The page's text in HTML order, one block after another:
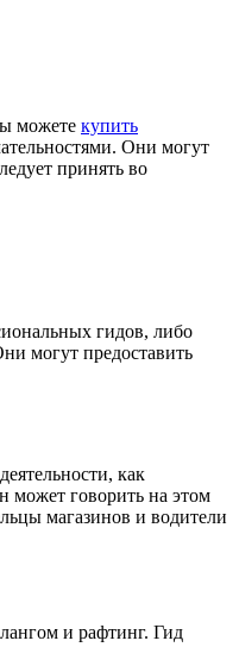
можете купить
Они могут
принять во
гидов, либо
могут предоставить
как
может говорить на этом
магазинов и водители
и рафтинг. Гид